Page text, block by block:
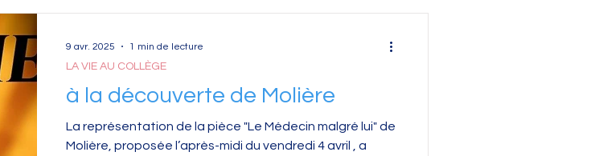
à la découverte de Molière
La représentation de la pièce "Le Médecin malgré lui" de
Molière, proposée l’après-midi du vendredi 4 avril , a
LA VIE AU COLLÈGE
9 avr. 2025 1 min de lecture